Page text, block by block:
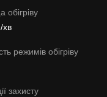
обігріву
хв
режимів обігріву
захисту